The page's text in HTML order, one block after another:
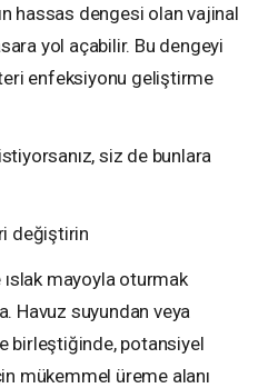
hassas dengesi olan vajinal
yol açabilir. Bu dengeyi
enfeksiyonu geliştirme
siz de bunlara
değiştirin
mayoyla oturmak
Havuz suyundan veya
birleştiğinde, potansiyel
mükemmel üreme alanı